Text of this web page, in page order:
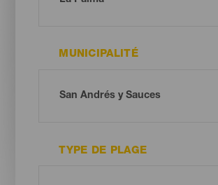
MUNICIPALITÉ
TYPE DE PLAGE